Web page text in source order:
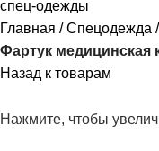
Главная Спецодежда
Фартук медицинская
Назад к товарам
Нажмите, чтобы